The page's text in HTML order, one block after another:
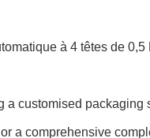
à 4 têtes de
a customised
a comprehensive